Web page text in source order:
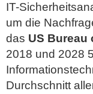
IT-
um die
das US Bureau
2018 und 2028
Durchschnitt